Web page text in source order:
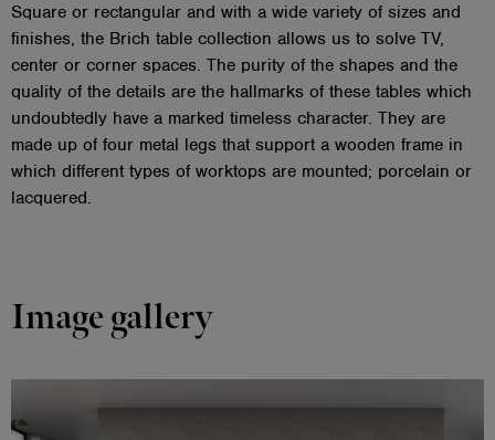
Square or rectangular and with a wide variety of sizes and
finishes, the Brich table collection allows us to solve TV,
center or corner spaces. The purity of the shapes and the
quality of the details are the hallmarks of these tables which
undoubtedly have a marked timeless character. They are
made up of four metal legs that support a wooden frame in
which different types of worktops are mounted; porcelain or
lacquered.
Image gallery